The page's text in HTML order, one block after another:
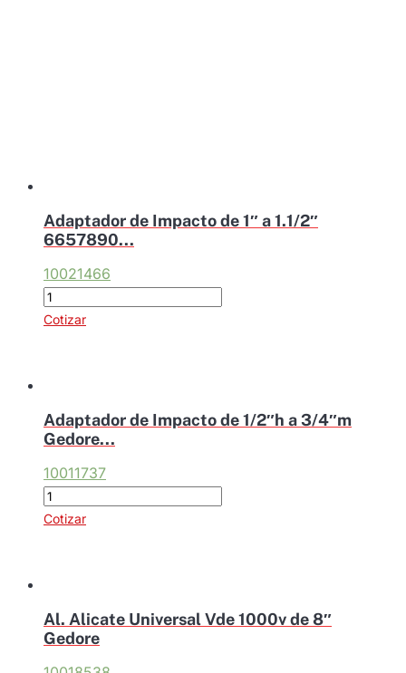
Adaptador de Impacto de 1″ a 1.1/2″
6657890...
10021466
Adaptador
de
1.1/2"
Gedore
cantidad
Cotizar
Adaptador de Impacto de 1/2″h a 3/4″m
Gedore...
10011737
Adaptador
de
3/4"m
Cotizar
Al. Alicate Universal Vde 1000v de 8″
Gedore